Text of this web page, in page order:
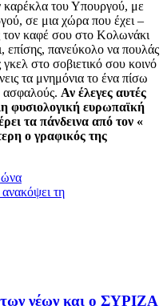
καρέκλα του Υπουργού, με
σε μια χώρα που έχει –
τον καφέ σου στο Κολωνάκι
επίσης, πανεύκολο να πουλάς
στο σοβιετικό σου κοινό
τα μνημόνια το ένα πίσω
Αν έλεγες αυτές
φυσιολογική ευρωπαϊκή
τα πάνδεινα από τον «
ο γραφικός της
τη
νέων και ο ΣΥΡΙΖΑ